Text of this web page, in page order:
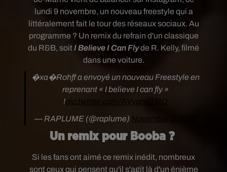
lundi 9 novembre, un nouveau freestyle qui a
littéralement fait le tour des réseaux sociaux. Au
programme ? Un remix du refrain d'un classique
du R&B, soitI Believe I Can Flyde R. Kelly, filmé
dans une voiture.
�xa�Rohff a envoyé un nouveau Freestyle en
reprenant « I believe I can fly »
!pic.twitter.com/AVvghdTf8O
— RAPLUME (@raplume) November 9, 2020
Un remix pour Booba ?
Si les fans ont aimé ce remix inédit, nombreux
sont ceux qui pensent qu'il s'agit là d'un énième